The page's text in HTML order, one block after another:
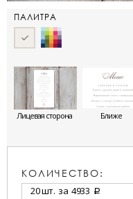
ПАЛИТРА
Лицевая сторона Ближе
КОЛИЧЕСТВО:
20 шт. за 4933 a